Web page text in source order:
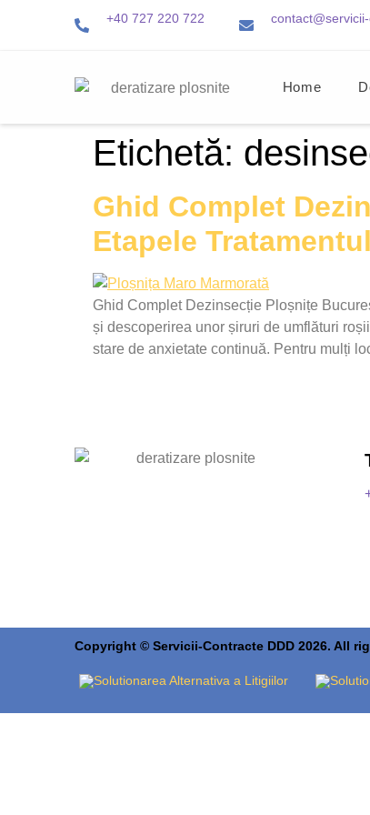
+40 727 220 722
Home
Etichetă:
Ghid Complet
Etapele
Ghid Complet Dezinsecție Ploșnițe
și descoperirea unor șiruri de umflături
stare de anxietate continuă. Pentru mulți
Copyright © Servicii-Contracte DDD 2026. All